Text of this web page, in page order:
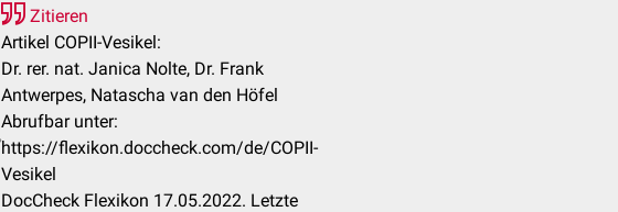
Zitieren
Artikel COPII-Vesikel:
Dr. rer. nat. Janica Nolte, Dr. Frank
Antwerpes, Natascha van den Höfel
Abrufbar unter:
https://flexikon.doccheck.com/de/COPII-
Vesikel
DocCheck Flexikon 17.05.2022. Letzte